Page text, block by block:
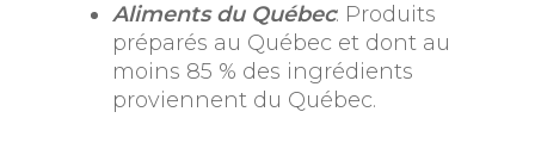
Aliments du Québec: Produits
préparés au Québec et dont au
moins 85 % des ingrédients
proviennent du Québec.